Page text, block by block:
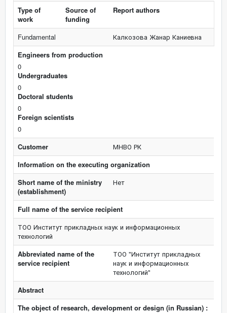
Type of
work
Source of
funding
Report authors
Fundamental
Калкозова Жанар Каниевна
Engineers from production
0
Undergraduates
0
Doctoral students
0
Foreign scientists
0
Customer
МНВО РК
Information on the executing organization
Short name of the ministry
(establishment)
Нет
Full name of the service recipient
ТОО Институт прикладных наук и информационных
технологий
Abbreviated name of the
service recipient
ТОО "Институт прикладных
наук и информационных
технологий"
Abstract
The object of research, development or design (in Russian) :